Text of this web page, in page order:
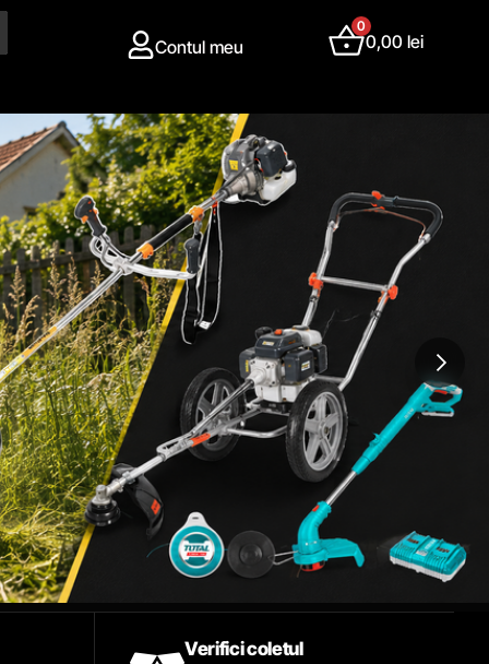
Contul meu
0
0,00lei
Verifici coletul